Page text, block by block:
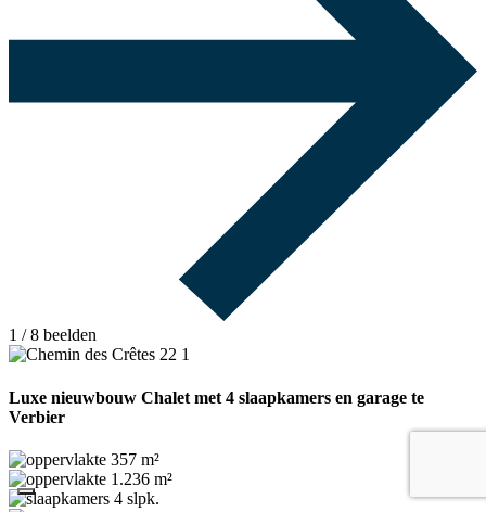
1 / 8 beelden
Luxe nieuwbouw Chalet met 4 slaapkamers en garage te
Verbier
357 m²
1.236 m²
4 slpk.